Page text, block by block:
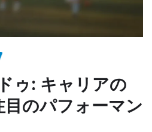
ゥ: キャリアの
のパフォーマン